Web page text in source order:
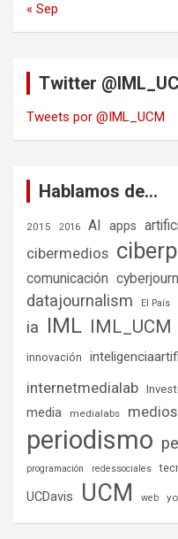
« Sep
Twitter
Tweets por @IML_UCM
Hablamos de…
2015 2016 AI apps
cibermedios
comunicación
datajournalism El País
ia IML IML_UCM
innovación
internetmedialab
media medialabs medios
periodismo
programación
redessociales
UCDavis UCM web